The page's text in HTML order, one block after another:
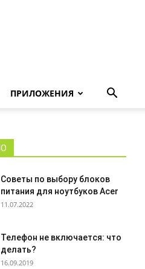
ПРИЛОЖЕНИЯ
Советы по выбору блоков
питания для ноутбуков Acer
11.07.2022
Телефон не включается: что
делать?
16.09.2019